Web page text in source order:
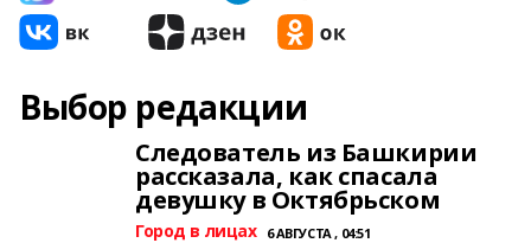
Выбор редакции
Следователь из Башкирии
рассказала, как спасала
девушку в Октябрьском
Город в лицах 6 АВГУСТА , 04:51